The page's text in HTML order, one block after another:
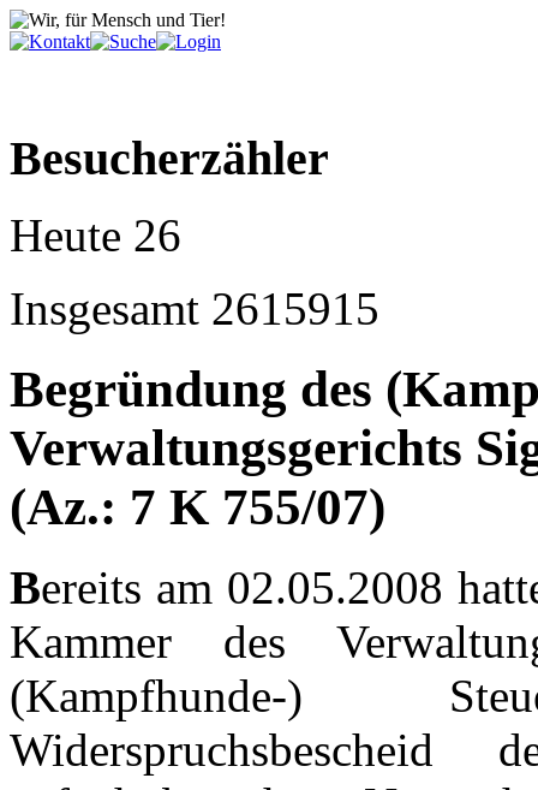
Besucherzähler
Heute 26
Insgesamt 2615915
Begründung des
Verwaltungsgerichts
(Az.: 7 K 755/07)
Bereits am 02.05.2008
Kammer des
(Kampfhunde-)
Widerspruchsbescheid